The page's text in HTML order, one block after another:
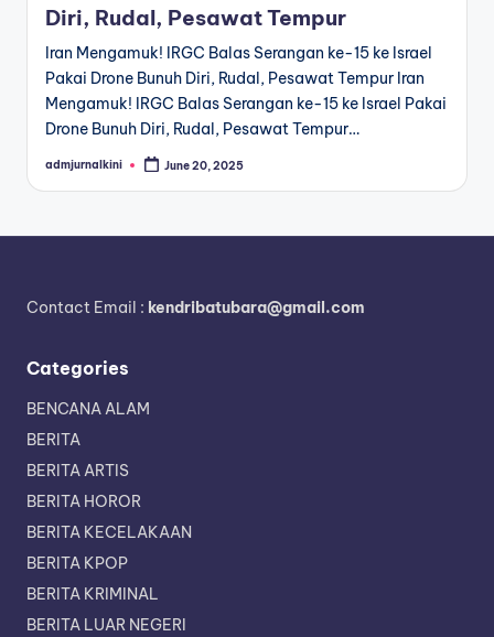
Diri, Rudal, Pesawat Tempur
Iran Mengamuk! IRGC Balas Serangan ke-15 ke Israel
Pakai Drone Bunuh Diri, Rudal, Pesawat Tempur Iran
Mengamuk! IRGC Balas Serangan ke-15 ke Israel Pakai
Drone Bunuh Diri, Rudal, Pesawat Tempur…
Posted
admjurnalkini June 20, 2025
Contact Email : kendribatubara@gmail.com
Categories
BENCANA ALAM
BERITA
BERITA ARTIS
BERITA HOROR
BERITA KECELAKAAN
BERITA KPOP
BERITA KRIMINAL
BERITA LUAR NEGERI